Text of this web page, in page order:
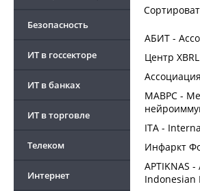
Безопасность
ИТ в госсекторе
ИТ в банках
ИТ в торговле
Телеком
Интернет
АБИТ -
Центр
МАВРС -
ITA -
Инфаркт
APTIKNAS
Indonesian